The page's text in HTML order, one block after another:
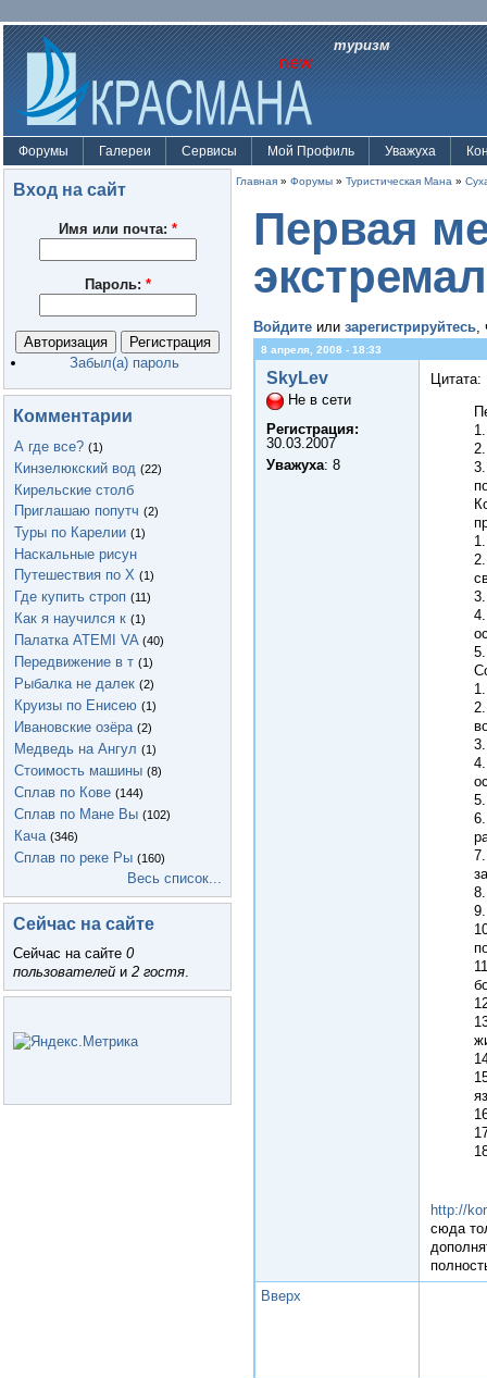
туризм
Форумы Галереи Сервисы Мой Профиль Уважуха
Вход на сайт
Имя или почта: *
Пароль: *
Забыл(а) пароль
Комментарии
А где все? (1)
Кинзелюкский вод (22)
Кирельские столб
Приглашаю попутч (2)
Туры по Карелии (1)
Наскальные рисун
Путешествия по Х (1)
Где купить строп (11)
Как я научился к (1)
Палатка ATEMI VA (40)
Передвижение в т (1)
Рыбалка не далек (2)
Круизы по Енисею (1)
Ивановские озёра (2)
Медведь на Ангул (1)
Стоимость машины (8)
Сплав по Кове (144)
Сплав по Мане Вы (102)
Кача (346)
Сплав по реке Ры (160)
Весь список...
Сейчас на сайте
Сейчас на сайте 0
пользователей и 2 гостя.
Главная » Форумы » Туристическая Мана »
Первая
Войдите или зарегистрируйтесь,
8 апреля, 2008 - 18:33
SkyLev
Не в сети
Регистрация:
30.03.2007
Уважуха: 8
Цитата:
http://
сюда
Вверх